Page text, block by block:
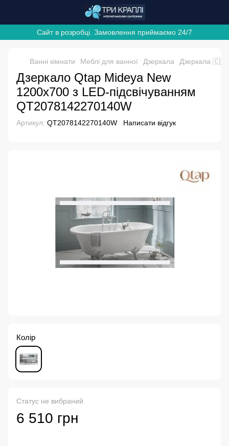
Сайт в розробці. Замовлення приймаємо 24/7
Ванні кімнати Меблі для ванної Дзеркала Дзеркала
Дзеркало Qtap Mideya New
1200х700 з LED-підсвічуванням
QT2078142270140W
Артикул: QT2078142270140W Написати відгук
Колір
Статус не вибраний
6 510 грн